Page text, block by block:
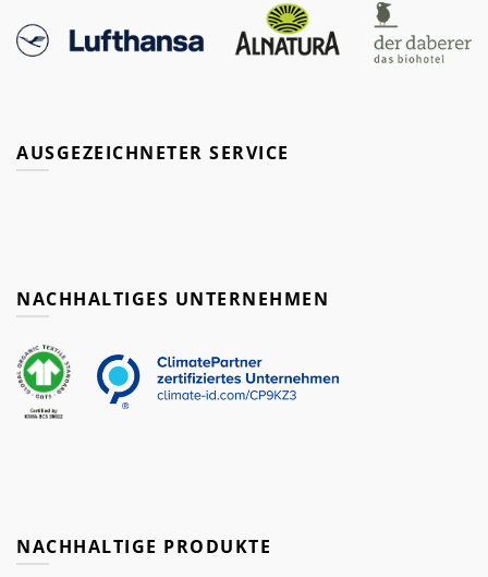
AUSGEZEICHNETER SERVICE
NACHHALTIGES UNTERNEHMEN
NACHHALTIGE PRODUKTE